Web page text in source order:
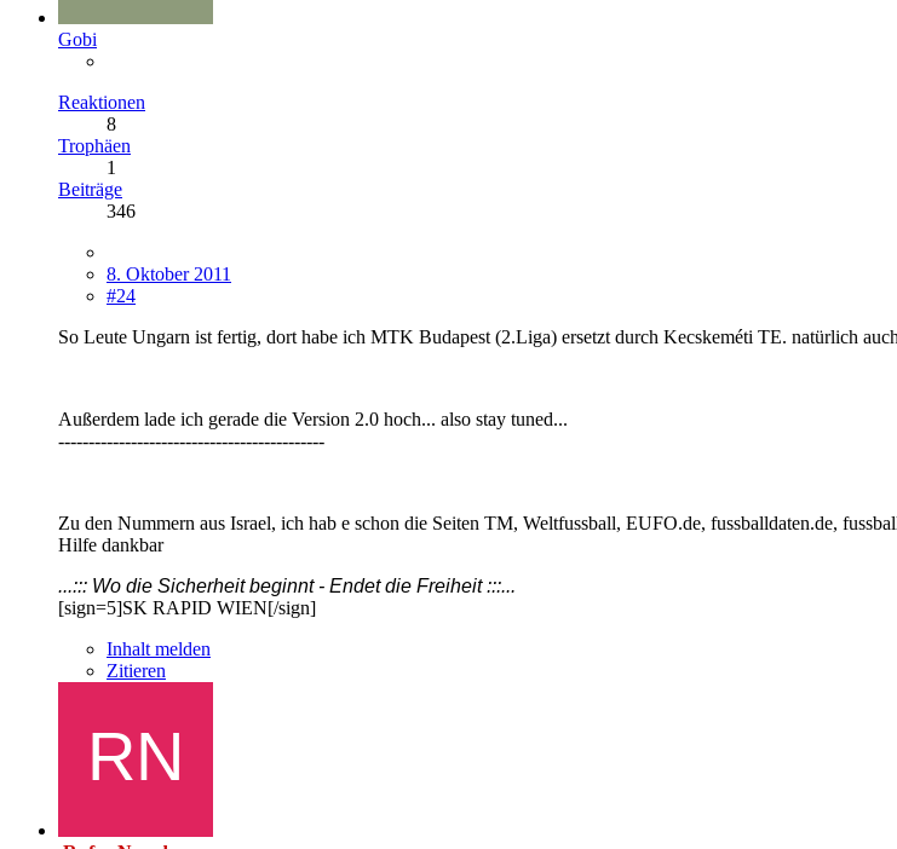
Gobi
Reaktionen
8
Trophäen
1
Beiträge
346
8. Oktober 2011
#24
So Leute Ungarn ist fertig, dort habe ich MTK Budapest (2.Liga) ersetzt durch Kecskeméti TE. natürlich
Außerdem lade ich gerade die Version 2.0 hoch... also stay tuned...
--------------------------------------------
Zu den Nummern aus Israel, ich hab e schon die Seiten TM, Weltfussball, EUFO.de, fussballdaten.de,
Hilfe dankbar
...::: Wo die Sicherheit beginnt - Endet die Freiheit :::...
[sign=5]SK RAPID WIEN[/sign]
Inhalt melden
Zitieren